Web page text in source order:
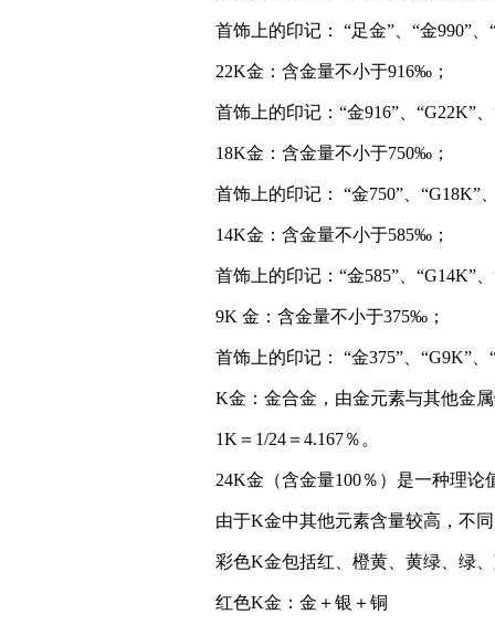
首饰上的印记： “足金”、“金990”、
22K金：含金量不小于916‰；
首饰上的印记：“金916”、“G22K”
18K金：含金量不小于750‰；
首饰上的印记： “金750”、“G18K”
14K金：含金量不小于585‰；
首饰上的印记：“金585”、“G14K”
9K 金：含金量不小于375‰；
首饰上的印记： “金375”、“G9K”、
K金：金合金，由金元素与其他金
1K＝1/24＝4.167％。
24K金（含金量100％）是一种理论
由于K金中其他元素含量较高，不
彩色K金包括红、橙黄、黄绿、绿
红色K金：金＋银＋铜